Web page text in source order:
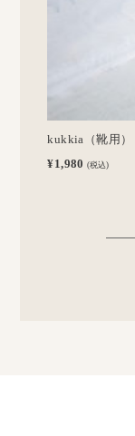
kukkia（靴用）
¥1,980(税込)